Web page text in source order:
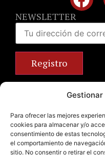
Para ofrecer las mejores
cookies para almacenar y/o
consentimiento de estas
el comportamiento de
sitio. No consentir o retirar el
NEWSLETTER
+34 963 672 314